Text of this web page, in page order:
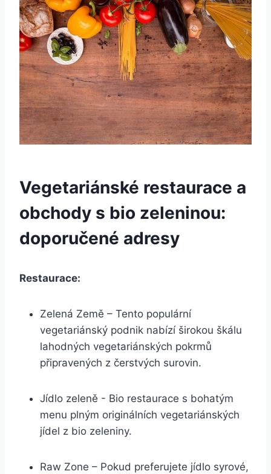
Vegetariánské restaurace a
obchody ‌s‍ bio zeleninou:
doporučené adresy
Restaurace:
Zelená Země – Tento populární
vegetariánský podnik nabízí širokou ‍škálu
lahodných ​vegetariánských pokrmů
připravených z čerstvých surovin.
Jídlo zeleně ​- Bio restaurace s ⁤bohatým
‌menu plným originálních vegetariánských
jídel z bio zeleniny.
Raw Zone – Pokud preferujete jídlo syrové,